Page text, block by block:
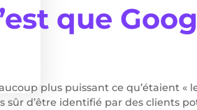
que
plus puissant ce qu’étaient «
sûr d’être identifié par des clients